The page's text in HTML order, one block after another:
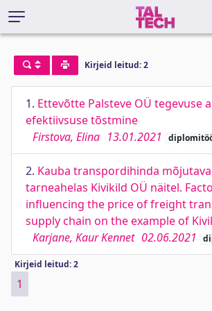
Kirjeid leitud: 2
1. Ettevõtte Palsteve OÜ tegevuse
efektiivsuse tõstmine
Firstova, Elina 13.01.2021
2. Kauba transpordihinda
tarneahelas Kivikild OÜ näitel.
influencing the price of freight
supply chain on the example of
Karjane, Kaur Kennet 02.06.2021
Kirjeid leitud: 2
1